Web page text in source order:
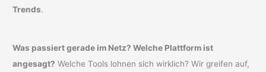
Trends.
Was passiert gerade im Netz? Welche Plattform ist
angesagt? Welche Tools lohnen sich wirklich? Wir greifen auf,